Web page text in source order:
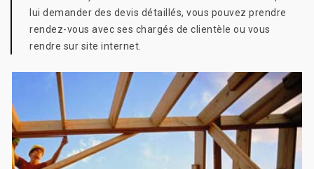
lui demander des devis détaillés, vous pouvez prendre
rendez-vous avec ses chargés de clientèle ou vous
rendre sur site internet.